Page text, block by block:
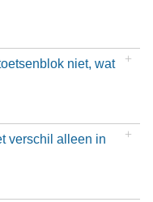
niet, wat
verschil alleen in